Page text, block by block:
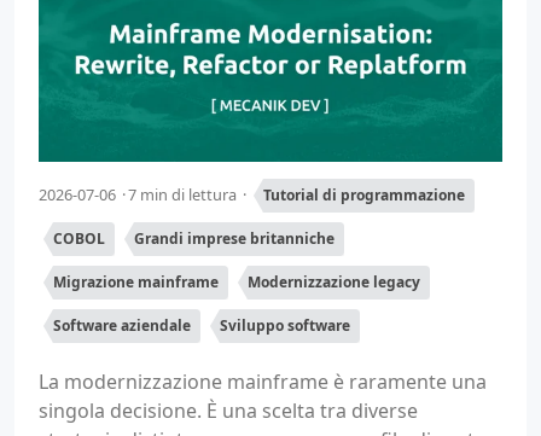
2026-07-06 7 min di lettura Tutorial di programmazione
COBOL Grandi imprese britanniche
Migrazione mainframe Modernizzazione legacy
Software aziendale Sviluppo software
La modernizzazione mainframe è raramente una
singola decisione. È una scelta tra diverse